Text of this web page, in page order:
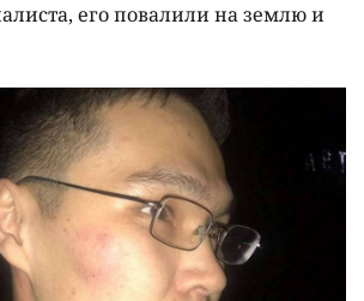
его повалили на землю и